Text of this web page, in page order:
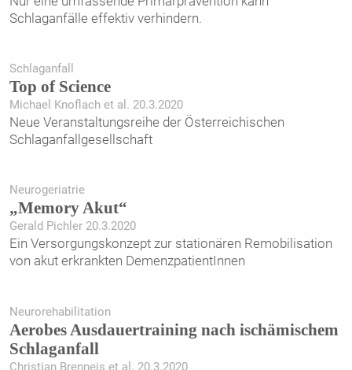
Schlaganfälle effektiv verhindern.
Schlaganfall
Top of Science
Michael Knoflach et al. 20.3.2020
Neue Veranstaltungsreihe der Österreichischen
Schlaganfallgesellschaft
Neurogeriatrie
„Memory Akut“
Gerald Pichler 20.3.2020
Ein Versorgungskonzept zur stationären Remobilisation
von akut erkrankten DemenzpatientInnen
Neurorehabilitation
Aerobes Ausdauertraining nach ischämischem
Schlaganfall
Christian Brenneis et al. 20.3.2020